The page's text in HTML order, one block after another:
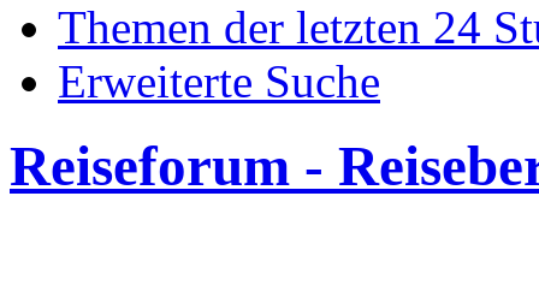
Themen der letzten 24
Erweiterte Suche
Reiseforum -